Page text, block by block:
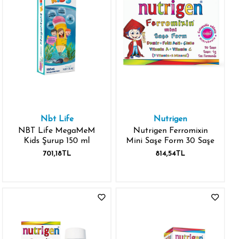
Nbt Life
NBT Life MegaMeM
Kids Şurup 150 ml
701,18TL
Nutrigen
Nutrigen Ferromixin
Mini Saşe Form 30 Saşe
814,54TL